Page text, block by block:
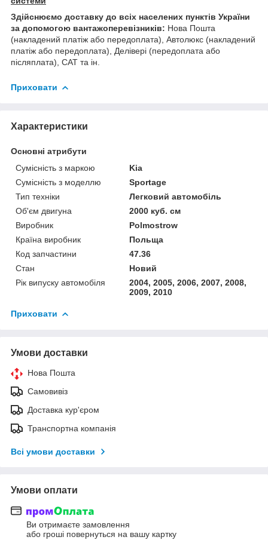
Здійснюємо доставку до всіх населених пунктів України
за допомогою вантажоперевізників: Нова Пошта
(накладений платіж або передоплата), Автолюкс (накладений
платіж або передоплата), Делівері (передоплата або
післяплата), САТ та ін.
Приховати
Характеристики
Основні атрибути
Сумісність з маркою
Kia
Сумісність з моделлю
Sportage
Тип техніки
Легковий автомобіль
Об'єм двигуна
2000 куб. см
Виробник
Polmostrow
Країна виробник
Польща
Код запчастини
47.36
Стан
Новий
Рік випуску автомобіля
2004, 2005, 2006, 2007, 2008,
2009, 2010
Приховати
Умови доставки
Нова Пошта
Самовивіз
Доставка кур'єром
Транспортна компанія
Всі умови доставки
Умови оплати
Ви отримаєте замовлення
або гроші повернуться на вашу картку